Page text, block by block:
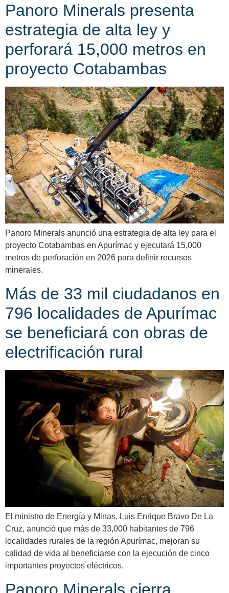
Panoro Minerals presenta
estrategia de alta ley y
perforará 15,000 metros en
proyecto Cotabambas
Panoro Minerals anunció una estrategia de alta ley para el
proyecto Cotabambas en Apurímac y ejecutará 15,000
metros de perforación en 2026 para definir recursos
minerales.
Más de 33 mil ciudadanos en
796 localidades de Apurímac
se beneficiará con obras de
electrificación rural
El ministro de Energía y Minas, Luis Enrique Bravo De La
Cruz, anunció que más de 33,000 habitantes de 796
localidades rurales de la región Apurímac, mejoran su
calidad de vida al beneficiarse con la ejecución de cinco
importantes proyectos eléctricos.
Panoro Minerals cierra